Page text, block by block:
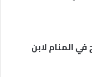
المنام لابن